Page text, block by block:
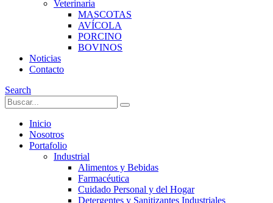
Veterinaria
MASCOTAS
AVÍCOLA
PORCINO
BOVINOS
Noticias
Contacto
Search
Inicio
Nosotros
Portafolio
Industrial
Alimentos y Bebidas
Farmacéutica
Cuidado Personal y del Hogar
Detergentes y Sanitizantes Industriales